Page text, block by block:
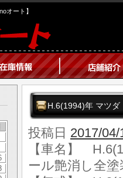
オート】
H.6(1994)年 マツダ
投稿日 2017/04/
【車名】
ール艶消し全塗